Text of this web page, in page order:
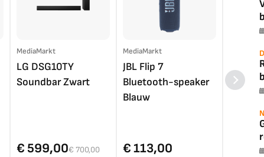
MediaMarkt
LG DSG10TY
Soundbar Zwart
€ 599,00€ 700,00
MediaMarkt
JBL Flip 7
Bluetooth-speaker
Blauw
€ 113,00
LG
4K TV
€